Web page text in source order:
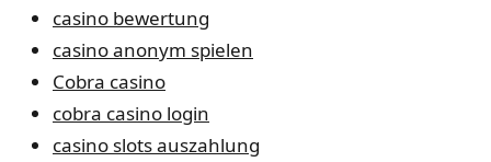
casino bewertung
casino anonym spielen
Cobra casino
cobra casino login
casino slots auszahlung